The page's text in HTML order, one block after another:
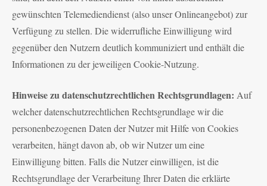
gewünschten Telemediendienst (also unser Onlineangebot) zur
Verfügung zu stellen. Die widerrufliche Einwilligung wird
gegenüber den Nutzern deutlich kommuniziert und enthält die
Informationen zu der jeweiligen Cookie-Nutzung.
Hinweise zu datenschutzrechtlichen Rechtsgrundlagen: Auf
welcher datenschutzrechtlichen Rechtsgrundlage wir die
personenbezogenen Daten der Nutzer mit Hilfe von Cookies
verarbeiten, hängt davon ab, ob wir Nutzer um eine
Einwilligung bitten. Falls die Nutzer einwilligen, ist die
Rechtsgrundlage der Verarbeitung Ihrer Daten die erklärte